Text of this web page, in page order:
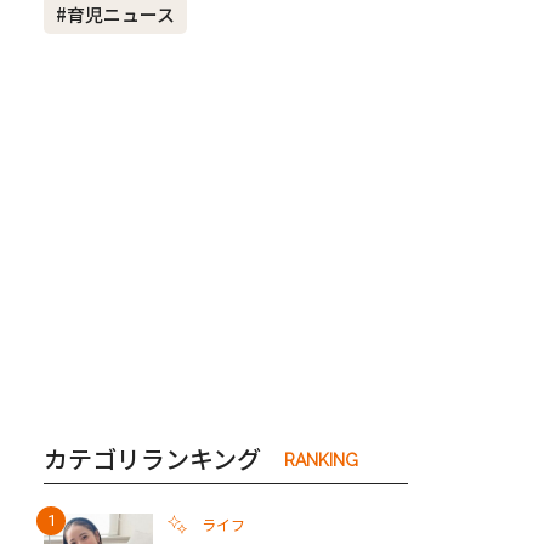
夫婦
#育児ニュース
カテゴリランキング RANKING
ライフ